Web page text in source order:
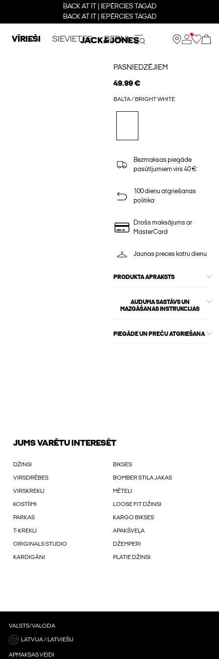
BACK AT IT | IEPĒRCIES TAGAD
BACK AT IT | IEPĒRCIES TAGAD
VĪRIEŠI SIEVIETES BERNI
PASNIEDZĒJIEM
49.99 €
BALTA / BRIGHT WHITE
Bezmaksas piegāde
pasūtījumiem virs 40 €
100 dienu atgriešanas
politika
Drošs maksājums ar
MasterCard
Jaunas preces katru dienu
PRODUKTA APRAKSTS
AUDUMA SASTĀVS UN
MAZGĀŠANAS INSTRUKCIJAS
PIEGĀDE UN PREČU ATGRIEŠANA
JUMS VARĒTU INTERESĒT
DŽINSI BIKSES
VIRSDRĒBES BOMBER STILA JAKAS
VIRSKREKLI MĒTELI
KOSTĪIMI LOOSE FIT DŽINSI
PARKAS KARGO BIKSES
T-KREKLI APAKŠVEĻA
ORIGINALS STUDIO DŽEMPERI
KARDIGĀNI PLATIE DŽINSI
VALSTS/VALODA
LATVIJA / LATVIEŠU
APMAKSAS VEIDI